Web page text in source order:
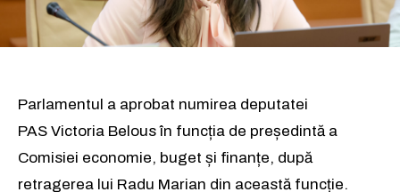
Parlamentul a aprobat numirea deputatei
PAS Victoria Belous în funcția de președintă a
Comisiei economie, buget și finanțe, după
retragerea lui Radu Marian din această funcție.